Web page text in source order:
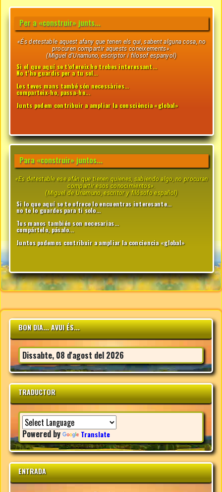
Per a «construir» junts...
«És detestable aquest afany que tenen els qui, sabent alguna cosa, no
procuren compartir aquests coneixements».
(Miguel d'Unamuno, escriptor i filosof espanyol)
Si el que aquí se t‘ofereix ho trobes interessant…
No t’ho guardis per a tu sol…
Les teves mans també són necessàries...
comparteix-ho, passa-ho...
Junts podem contribuir a ampliar la consciència «global»
Para «construir» juntos...
«Es detestable ese afán que tienen quienes, sabiendo algo, no procuran
compartir esos conocimientos».
(Miguel de Unamuno, escritor y filósofo español)
Si lo que aquí se te ofrece lo encuentras interesante...
no te lo guardes para ti solo...
Tus manos también son necesarias...
compártelo, pásalo...
Juntos podemos contribuir a ampliar la conciencia «global»
BON DIA... AVUI ÉS...
Dissabte, 08 d'agost del 2026
TRADUCTOR
Powered by Translate
ENTRADA